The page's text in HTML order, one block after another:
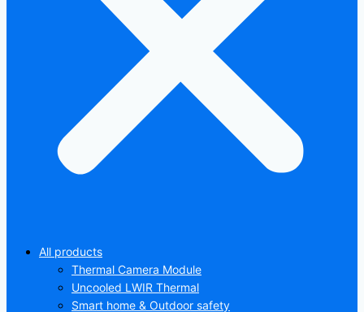
All products
Thermal Camera Module
Uncooled LWIR Thermal
Smart home & Outdoor safety